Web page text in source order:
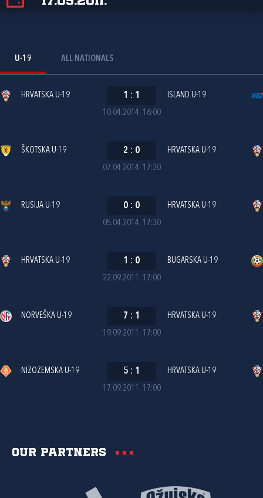
U-19 ALL NATIONALS
10.04.2014. 16:00
HRVATSKA U-19 1 : 1 ISLAND U-19
07.04.2014. 17:30
ŠKOTSKA U-19 2 : 0 HRVATSKA U-19
05.04.2014. 17:30
RUSIJA U-19 0 : 0 HRVATSKA U-19
22.09.2011. 17:00
HRVATSKA U-19 1 : 0 BUGARSKA U-19
19.09.2011. 17:00
NORVEŠKA U-19 7 : 1 HRVATSKA U-19
17.09.2011. 17:00
NIZOZEMSKA U-19 5 : 1 HRVATSKA U-19
Our partners